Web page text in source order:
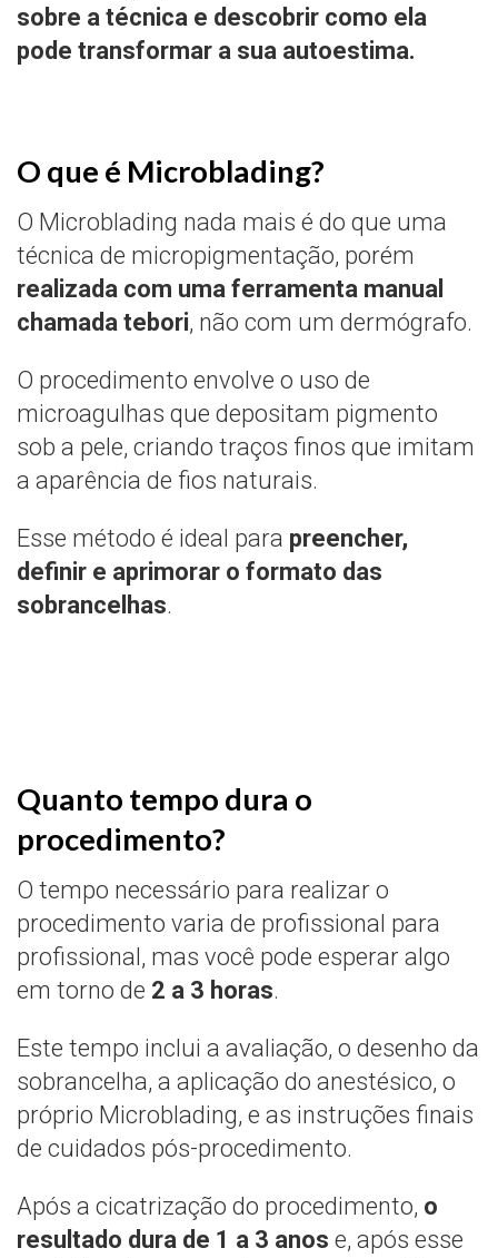
sobre a técnica e descobrir como ela
pode transformar a sua autoestima.
O que é Microblading?
O Microblading nada mais é do que uma
técnica de micropigmentação, porém
realizada com uma ferramenta manual
chamada tebori, não com um dermógrafo.
O procedimento envolve o uso de
microagulhas que depositam pigmento
sob a pele, criando traços finos que imitam
a aparência de fios naturais.
Esse método é ideal para preencher,
definir e aprimorar o formato das
sobrancelhas.
Quanto tempo dura o
procedimento?
O tempo necessário para realizar o
procedimento varia de profissional para
profissional, mas você pode esperar algo
em torno de 2 a 3 horas.
Este tempo inclui a avaliação, o desenho da
sobrancelha, a aplicação do anestésico, o
próprio Microblading, e as instruções finais
de cuidados pós-procedimento.
Após a cicatrização do procedimento, o
resultado dura de 1 a 3 anos e, após esse